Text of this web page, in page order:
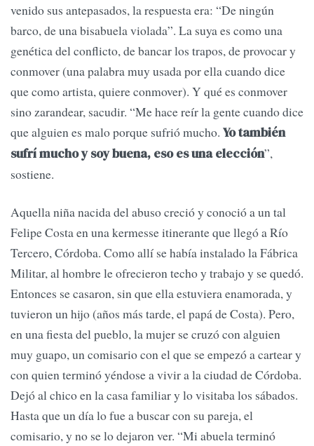
venido sus antepasados, la respuesta era: “De ningún
barco, de una bisabuela violada”. La suya es como una
genética del conflicto, de bancar los trapos, de provocar y
conmover (una palabra muy usada por ella cuando dice
que como artista, quiere conmover). Y qué es conmover
sino zarandear, sacudir. “Me hace reír la gente cuando dice
que alguien es malo porque sufrió mucho. Yo también
sufrí mucho y soy buena, eso es una elección”,
sostiene.
Aquella niña nacida del abuso creció y conoció a un tal
Felipe Costa en una kermesse itinerante que llegó a Río
Tercero, Córdoba. Como allí se había instalado la Fábrica
Militar, al hombre le ofrecieron techo y trabajo y se quedó.
Entonces se casaron, sin que ella estuviera enamorada, y
tuvieron un hijo (años más tarde, el papá de Costa). Pero,
en una fiesta del pueblo, la mujer se cruzó con alguien
muy guapo, un comisario con el que se empezó a cartear y
con quien terminó yéndose a vivir a la ciudad de Córdoba.
Dejó al chico en la casa familiar y lo visitaba los sábados.
Hasta que un día lo fue a buscar con su pareja, el
comisario, y no se lo dejaron ver. “Mi abuela terminó